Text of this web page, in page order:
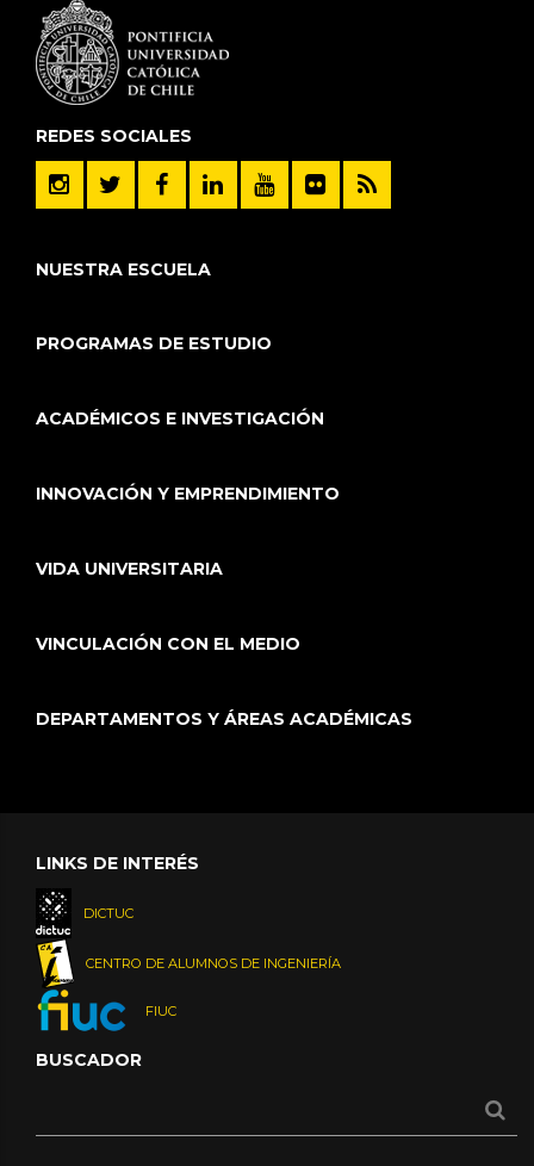
REDES SOCIALES
NUESTRA ESCUELA
PROGRAMAS DE ESTUDIO
ACADÉMICOS E INVESTIGACIÓN
INNOVACIÓN Y EMPRENDIMIENTO
VIDA UNIVERSITARIA
VINCULACIÓN CON EL MEDIO
DEPARTAMENTOS Y ÁREAS ACADÉMICAS
LINKS DE INTERÉS
DICTUC
CENTRO DE ALUMNOS DE INGENIERÍA
FIUC
BUSCADOR